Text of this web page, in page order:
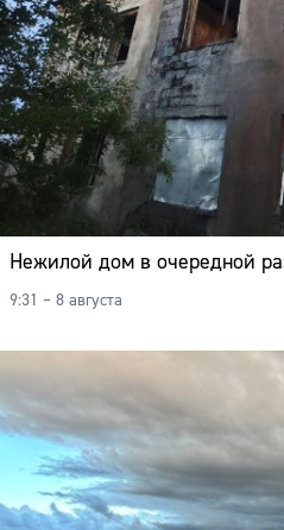
Нежилой дом в очередной
9:31 – 8 августа